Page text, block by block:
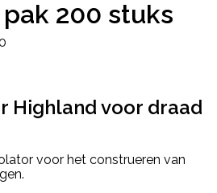
200 stuks
Highland voor draad
voor het construeren van